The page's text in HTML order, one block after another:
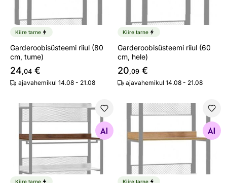
Kiire tarne
Garderoobisüsteemi riiul (80
cm, tume)
24,04 €
ajavahemikul 14.08 - 21.08
Kiire tarne
Garderoobisüsteemi riiul (60
cm, hele)
20,09 €
ajavahemikul 14.08 - 21.08
Garderoobisüsteemi riiul (120 cm, tume)
Kiire tarne
Garderoobisüsteemi riiul
Otsi sarnaseid
Kiire tarne